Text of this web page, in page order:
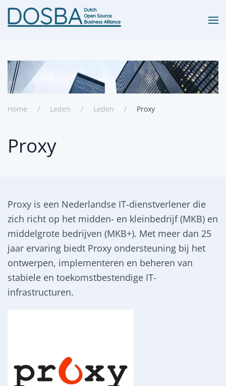
Terug naar hoofdinhoud
Home Leden Leden Proxy
Proxy
Proxy is een Nederlandse IT-dienstverlener die
zich richt op het midden- en kleinbedrijf (MKB) en
middelgrote bedrijven (MKB+). Met meer dan 25
jaar ervaring biedt Proxy ondersteuning bij het
ontwerpen, implementeren en beheren van
stabiele en toekomstbestendige IT-
infrastructuren.